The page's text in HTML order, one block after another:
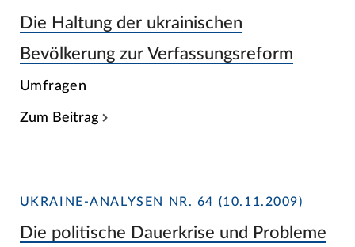
Die Haltung der ukrainischen
Bevölkerung zur Verfassungsreform
Umfragen
Zum Beitrag
UKRAINE-ANALYSEN NR. 64 (10.11.2009)
Die politische Dauerkrise und Probleme